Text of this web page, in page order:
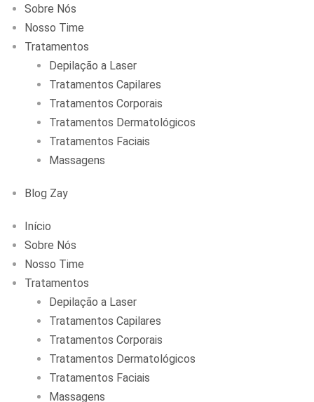
Sobre Nós
Nosso Time
Tratamentos
Depilação a Laser
Tratamentos Capilares
Tratamentos Corporais
Tratamentos Dermatológicos
Tratamentos Faciais
Massagens
Blog Zay
Início
Sobre Nós
Nosso Time
Tratamentos
Depilação a Laser
Tratamentos Capilares
Tratamentos Corporais
Tratamentos Dermatológicos
Tratamentos Faciais
Massagens